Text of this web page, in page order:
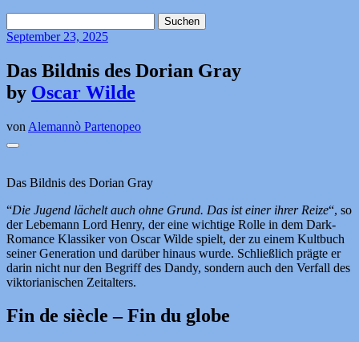
nach:
September23, 2025
Das Bildnis des Dorian Gray
by Oscar Wilde
von Alemannò Partenopeo
Das Bildnis des Dorian Gray
“Die Jugend lächelt auch ohne Grund. Das ist einer ihrer Reize“, so
der Lebemann Lord Henry, der eine wichtige Rolle in dem Dark-
Romance Klassiker von Oscar Wilde spielt, der zu einem Kultbuch
seiner Generation und darüber hinaus wurde. Schließlich prägte er
darin nicht nur den Begriff des Dandy, sondern auch den Verfall des
viktorianischen Zeitalters.
Fin de siècle – Fin du globe